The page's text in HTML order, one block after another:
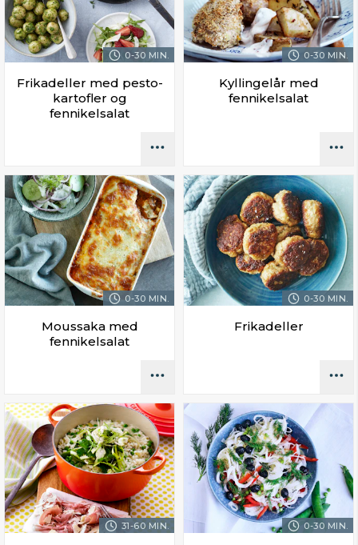
0-30 MIN.
Frikadeller med pesto-
kartofler og
fennikelsalat
0-30 MIN.
Kyllingelår med
fennikelsalat
0-30 MIN.
Moussaka med
fennikelsalat
0-30 MIN.
Frikadeller
31-60 MIN. 0-30 MIN.